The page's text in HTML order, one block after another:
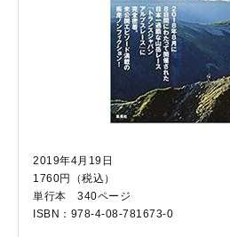
2019年4月19日
1760円（税込）
単行本 340ページ
ISBN：978-4-08-781673-0